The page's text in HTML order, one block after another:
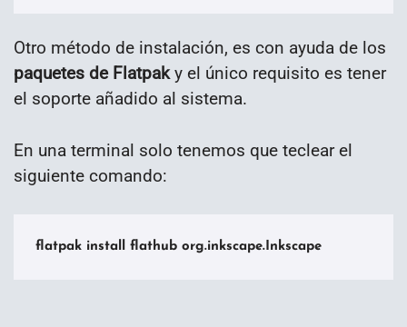
Otro método de instalación, es con ayuda de los
paquetes de Flatpaky el único requisito es tener
el soporte añadido al sistema.
En una terminal solo tenemos que teclear el
siguiente comando:
flatpak install flathub org.inkscape.Inkscape